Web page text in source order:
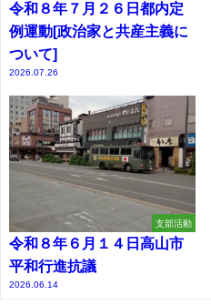
令和８年７月２６日都内定
例運動[政治家と共産主義に
ついて]
2026.07.26
支部活動
令和８年６月１４日高山市
平和行進抗議
2026.06.14